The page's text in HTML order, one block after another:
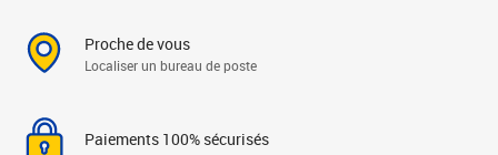
Proche de vous
Localiser un bureau de poste
Paiements 100% sécurisés